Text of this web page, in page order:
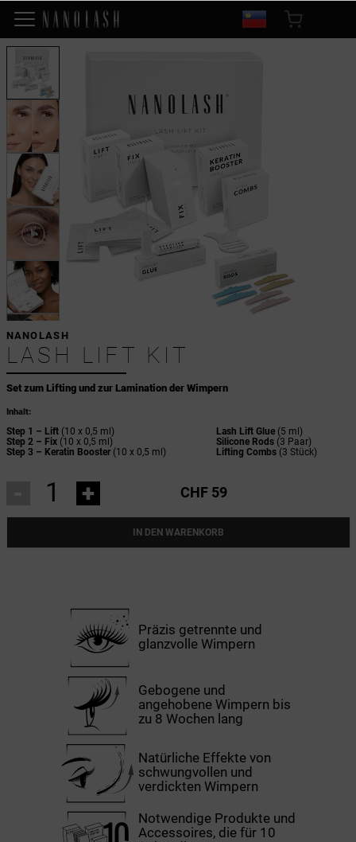
Set zum Lifting und zur Lamination der Wimpern
NANOLASH
LASH LIFT KIT
Inhalt:
Step 1 – Lift(10 x 0,5 ml)
Step 2 – Fix(10 x 0,5 ml)
Step 3 – Keratin Booster(10 x 0,5 ml)
Lash Lift Glue (5 ml)
Silicone Rods (3 Paar)
Lifting Combs (3 Stück)
+ CHF 59
IN DEN WARENKORB
Präzis getrennte und
glanzvolle Wimpern
Gebogene und
angehobene Wimpern bis
zu 8 Wochen lang
Natürliche Effekte von
schwungvollen und
verdickten Wimpern
Notwendige Produkte und
Accessoires, die für 10